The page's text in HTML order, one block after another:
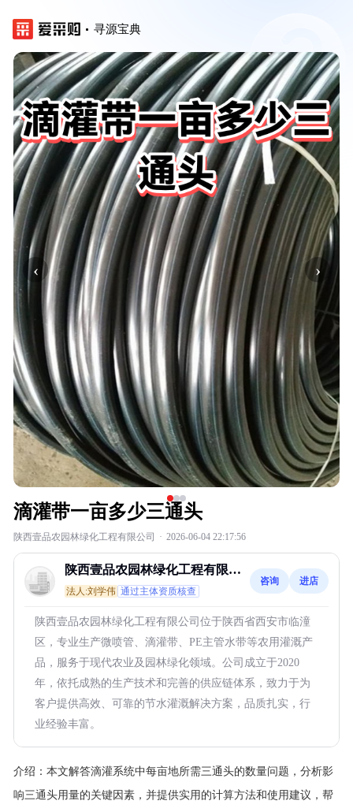
寻源宝典
‹ ›
滴灌带一亩多少三通头
陕西壹品农园林绿化工程有限公司 · 2026-06-04 22:17:56
陕西壹品农园林绿化工程有限公
司
法人:刘学伟 通过主体资质核查
咨询 进店
陕西壹品农园林绿化工程有限公司位于陕西省西安市临潼
区，专业生产微喷管、滴灌带、PE主管水带等农用灌溉产
品，服务于现代农业及园林绿化领域。公司成立于2020
年，依托成熟的生产技术和完善的供应链体系，致力于为
客户提供高效、可靠的节水灌溉解决方案，品质扎实，行
业经验丰富。
介绍： 本文解答滴灌系统中每亩地所需三通头的数量问题，分析影
响三通头用量的关键因素，并提供实用的计算方法和使用建议，帮